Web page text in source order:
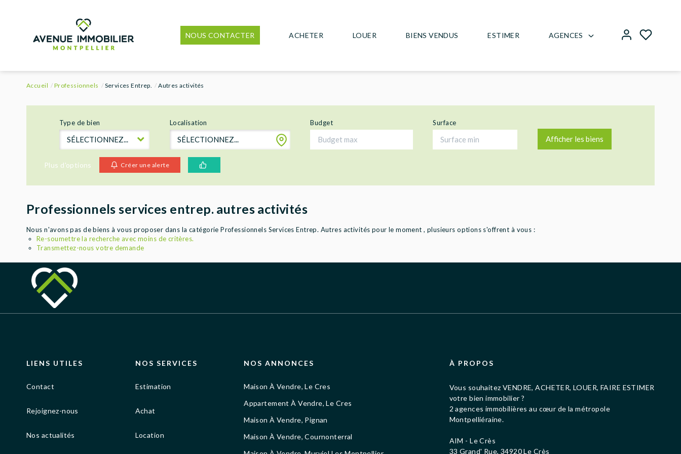
NOUS CONTACTER ACHETER LOUER BIENS VENDUS ESTIMER AGENCES
Accueil Professionnels Services Entrep. Autres activités
Type de bien
SÉLECTIONNEZ...
Localisation
SÉLECTIONNEZ...
Budget Surface
Plus d'options Créer une alerte
Professionnels services entrep. autres activités
Nous n'avons pas de biens à vous proposer dans la catégorie Professionnels Services Entrep. Autres activités pour le moment , plusieurs options s'offrent à vous :
Re-soumettre la recherche avec moins de critères.
Transmettez-nous votre demande
LIENS UTILES
Contact
Rejoignez-nous
Nos actualités
NOS SERVICES
Estimation
Achat
Location
NOS ANNONCES
Maison À Vendre, Le Cres
Appartement À Vendre, Le Cres
Maison À Vendre, Pignan
Maison À Vendre, Cournonterral
À PROPOS
Vous souhaitez VENDRE, ACHETER, LOUER, FAIRE ESTIMER
votre bien immobilier ?
2 agences immobilières au cœur de la métropole
Montpelliéraine.
AIM - Le Crès
33 Grand' Rue, 34920 Le Crès